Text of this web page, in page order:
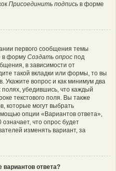
Присоединить подпись в форме
первого сообщения темы
в форму Создать опрос под
в зависимости от
такой вкладки или формы, то вы
Укажите вопрос и как минимум два
убедившись, что каждый
текстового поля. Вы также
которые могут выбрать
опции «Вариантов ответа»,
что опрос будет
изменять вариант, за
ответа?